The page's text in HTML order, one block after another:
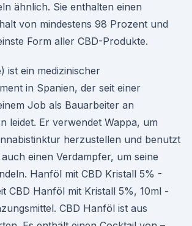
ähnlich. Sie enthalten einen
von mindestens 98 Prozent und
Form aller CBD-Produkte.
ist ein medizinischer
in Spanien, der seit einer
Job als Bauarbeiter an
leidet. Er verwendet Wappa, um
herzustellen und benutzt
einen Verdampfer, um seine
Hanföl mit CBD Kristall 5% -
CBD Hanföl mit Kristall 5%, 10ml -
CBD Hanföl ist aus